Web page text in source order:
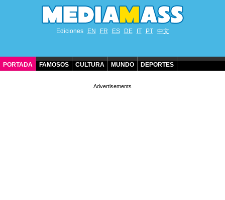
Ediciones EN FR ES DE IT PT 中文
PORTADA FAMOSOS CULTURA MUNDO DEPORTES